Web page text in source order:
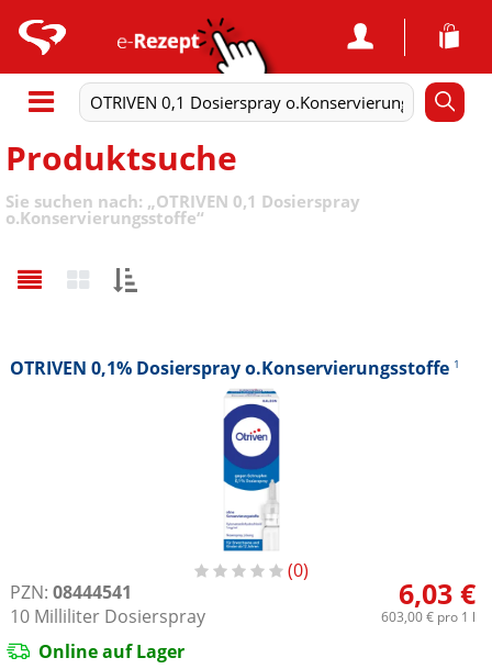
Produktsuche
Sie suchen nach: „OTRIVEN 0,1 Dosierspray
o.Konservierungsstoffe“
OTRIVEN 0,1% Dosierspray o.Konservierungsstoffe 1
0
PZN: 08444541
10 Milliliter Dosierspray
6,03 €
603,00 €pro 1 l
Online auf Lager